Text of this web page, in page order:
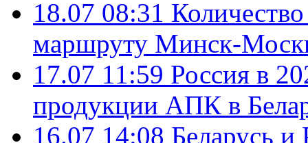
18.07 08:31
маршруту Минск-
17.07 11:59 Россия в
продукции АПК в
16.07 14:08 Беларусь и